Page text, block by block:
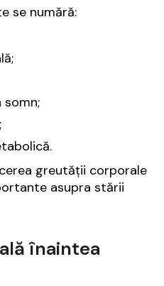
se numără:
somn;
greutății corporale
asupra stării
înaintea